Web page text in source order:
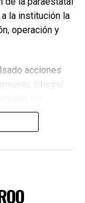
la institución la
operación y
acciones
integral
además de
garantizar